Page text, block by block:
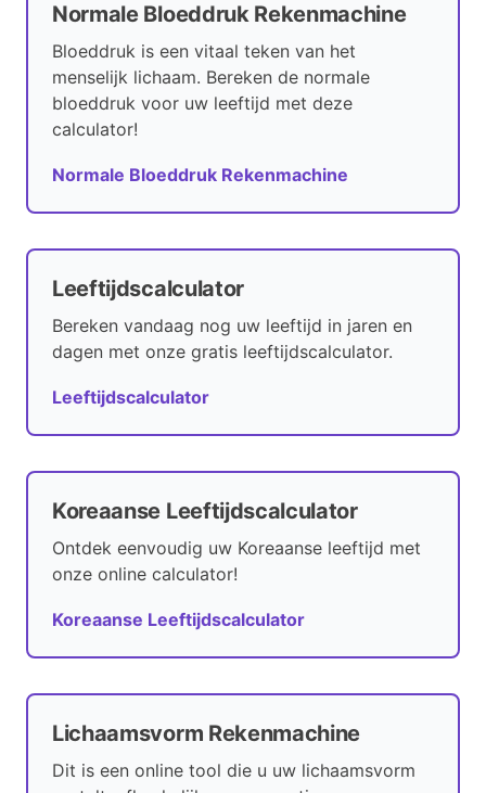
Normale Bloeddruk Rekenmachine
Bloeddruk is een vitaal teken van het
menselijk lichaam. Bereken de normale
bloeddruk voor uw leeftijd met deze
calculator!
Normale Bloeddruk Rekenmachine
Leeftijdscalculator
Bereken vandaag nog uw leeftijd in jaren en
dagen met onze gratis leeftijdscalculator.
Leeftijdscalculator
Koreaanse Leeftijdscalculator
Ontdek eenvoudig uw Koreaanse leeftijd met
onze online calculator!
Koreaanse Leeftijdscalculator
Lichaamsvorm Rekenmachine
Dit is een online tool die u uw lichaamsvorm